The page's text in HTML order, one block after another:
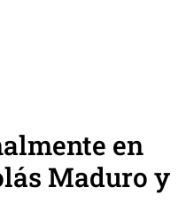
en
Maduro y